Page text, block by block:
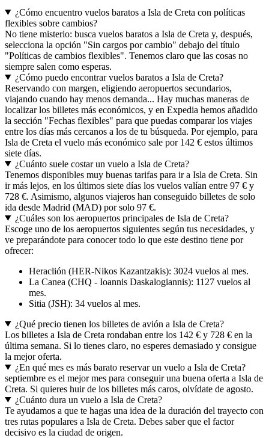
¿Cómo encuentro vuelos baratos a Isla de Creta con políticas
flexibles sobre cambios?
No tiene misterio: busca vuelos baratos a Isla de Creta y, después,
selecciona la opción "Sin cargos por cambio" debajo del título
"Políticas de cambios flexibles". Tenemos claro que las cosas no
siempre salen como esperas.
¿Cómo puedo encontrar vuelos baratos a Isla de Creta?
Reservando con margen, eligiendo aeropuertos secundarios,
viajando cuando hay menos demanda... Hay muchas maneras de
localizar los billetes más económicos, y en Expedia hemos añadido
la sección "Fechas flexibles" para que puedas comparar los viajes
entre los días más cercanos a los de tu búsqueda. Por ejemplo, para
Isla de Creta el vuelo más económico sale por 142 € estos últimos
siete días.
¿Cuánto suele costar un vuelo a Isla de Creta?
Tenemos disponibles muy buenas tarifas para ir a Isla de Creta. Sin
ir más lejos, en los últimos siete días los vuelos valían entre 97 € y
728 €. Asimismo, algunos viajeros han conseguido billetes de solo
ida desde Madrid (MAD) por solo 97 €.
¿Cuáles son los aeropuertos principales de Isla de Creta?
Escoge uno de los aeropuertos siguientes según tus necesidades, y
ve preparándote para conocer todo lo que este destino tiene por
ofrecer:
Heraclión (HER-Nikos Kazantzakis): 3024 vuelos al mes.
La Canea (CHQ - Ioannis Daskalogiannis): 1127 vuelos al
mes.
Sitia (JSH): 34 vuelos al mes.
¿Qué precio tienen los billetes de avión a Isla de Creta?
Los billetes a Isla de Creta rondaban entre los 142 € y 728 € en la
última semana. Si lo tienes claro, no esperes demasiado y consigue
la mejor oferta.
¿En qué mes es más barato reservar un vuelo a Isla de Creta?
septiembre es el mejor mes para conseguir una buena oferta a Isla de
Creta. Si quieres huir de los billetes más caros, olvídate de agosto.
¿Cuánto dura un vuelo a Isla de Creta?
Te ayudamos a que te hagas una idea de la duración del trayecto con
tres rutas populares a Isla de Creta. Debes saber que el factor
decisivo es la ciudad de origen.